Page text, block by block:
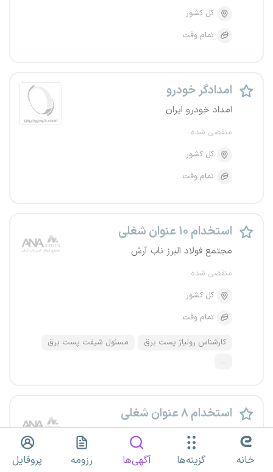
کل کشور
تمام وقت
امدادگر خودرو
امداد خودرو ایران
منقضی شده
کل کشور
تمام وقت
استخدام ۱۰ عنوان شغلی
مجتمع فولاد البرز ناب آرش
منقضی شده
کل کشور
تمام وقت
کارشناس رولیاژ پست برق
مسئول شیفت پست برق
...
استخدام ۸ عنوان شغلی
مجتمع فولاد البرز ناب آرش
منقضی شده
خانه گزینه‌ها آگهی‌ها رزومه پروفایل